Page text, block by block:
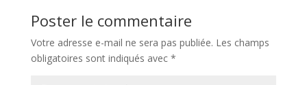
Poster le commentaire
Votre adresse e-mail ne sera pas publiée. Les champs
obligatoires sont indiqués avec *